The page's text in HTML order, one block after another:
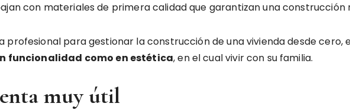
con materiales de primera calidad que garantizan una
profesional para gestionar la construcción de una vivienda desde cero,
funcionalidad como en estética, en el cual vivir con su familia.
muy útil